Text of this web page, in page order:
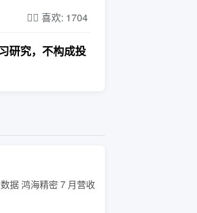
❤️‍🔥 喜欢: 1704
研究，不构成投
据 鸿海精密 7 月营收